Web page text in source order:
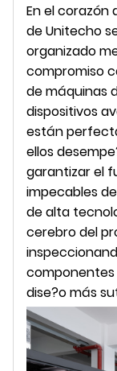
En el corazón
de Unitecho
organizado
compromiso
de máquinas
dispositivos
están
ellos
garantizar el
impecables
de alta
cerebro del
dise?o más